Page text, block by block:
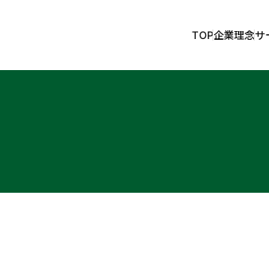
TOP企業理念サ